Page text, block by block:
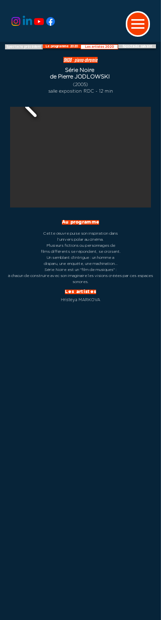
Spectacle précédent Le programme 2020 Les artistes 2020 Spectacle suivant
9H38 : piano-chromie
Série Noire
de Pierre JODLOWSKI
(2005)
salle exposition RDC - 12 min
Au programme
Cette œuvre puise son inspiration dans
l’univers polar au cinéma.
Plusieurs fictions ou personnages de
films différents se répondent, se croisent.
Un semblant d’intrigue : un homme a
disparu, une enquête, une machination...
Série Noire est un "film de musiques" :
à chacun de construire avec son imaginaire les visions créées par ces espaces
sonores.
Les artistes
Hristeya MARKOVA